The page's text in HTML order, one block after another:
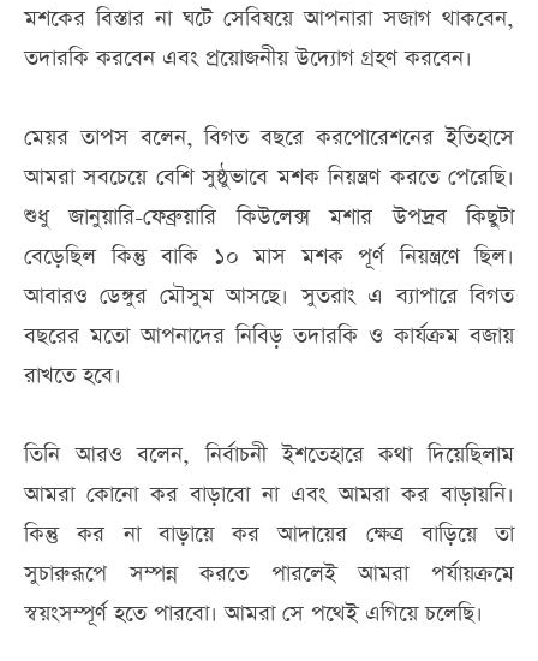
মশকের বিস্তার না ঘটে সেবিষয়ে আপনারা সজাগ থাকবেন,
তদারকি করবেন এবং প্রয়োজনীয় উদ্যোগ গ্রহণ করবেন।
মেয়র তাপস বলেন, বিগত বছরে করপোরেশনের ইতিহাসে
আমরা সবচেয়ে বেশি সুষ্ঠুভাবে মশক নিয়ন্ত্রণ করতে পেরেছি।
শুধু জানুয়ারি-ফেব্রুয়ারি কিউলেক্স মশার উপদ্রব কিছুটা
বেড়েছিল কিন্তু বাকি ১০ মাস মশক পূর্ণ নিয়ন্ত্রণে ছিল।
আবারও ডেঙ্গুর মৌসুম আসছে। সুতরাং এ ব্যাপারে বিগত
বছরের মতো আপনাদের নিবিড় তদারকি ও কার্যক্রম বজায়
রাখতে হবে।
তিনি আরও বলেন, নির্বাচনী ইশতেহারে কথা দিয়েছিলাম
আমরা কোনো কর বাড়াবো না এবং আমরা কর বাড়ায়নি।
কিন্তু কর না বাড়ায়ে কর আদায়ের ক্ষেত্র বাড়িয়ে তা
সুচারুরূপে সম্পন্ন করতে পারলেই আমরা পর্যায়ক্রমে
স্বয়ংসম্পূর্ণ হতে পারবো। আমরা সে পথেই এগিয়ে চলেছি।